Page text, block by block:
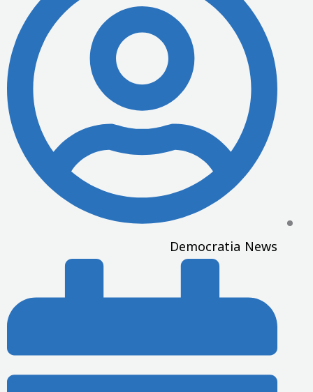
Democratia News